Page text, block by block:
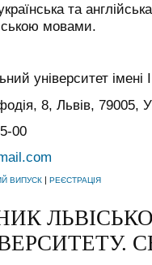
та
мовами.
університет
8, Львів, 79005,
00
ВИПУСК | РЕЄСТРАЦІЯ